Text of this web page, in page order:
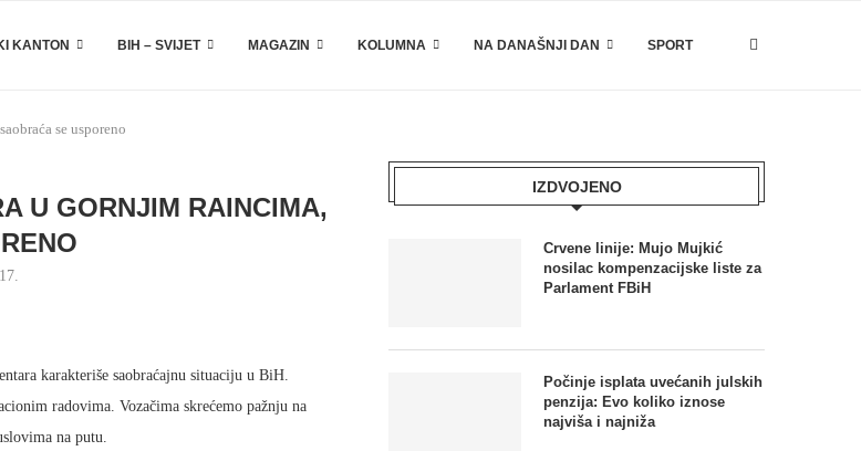
KANTON BIH – SVIJET MAGAZIN KOLUMNA NA DANAŠNJI DAN SPORT
se usporeno
U GORNJIM RAINCIMA,
karakteriše saobraćajnu situaciju u BiH.
radovima. Vozačima skrećemo pažnju na
na putu.
IZDVOJENO
Crvene linije: Mujo Mujkić
nosilac kompenzacijske liste za
Parlament FBiH
Počinje isplata uvećanih julskih
penzija: Evo koliko iznose
najviša i najniža